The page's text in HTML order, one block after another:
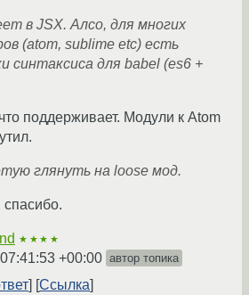
в JSX. Алсо, для многих
(atom, sublime etc) есть
синтаксиса для babel (es6 +
поддерживает. Модули к Atom
глянуть на loose мод.
спасибо.
★★★★
+00:00 автор топика
Ссылка